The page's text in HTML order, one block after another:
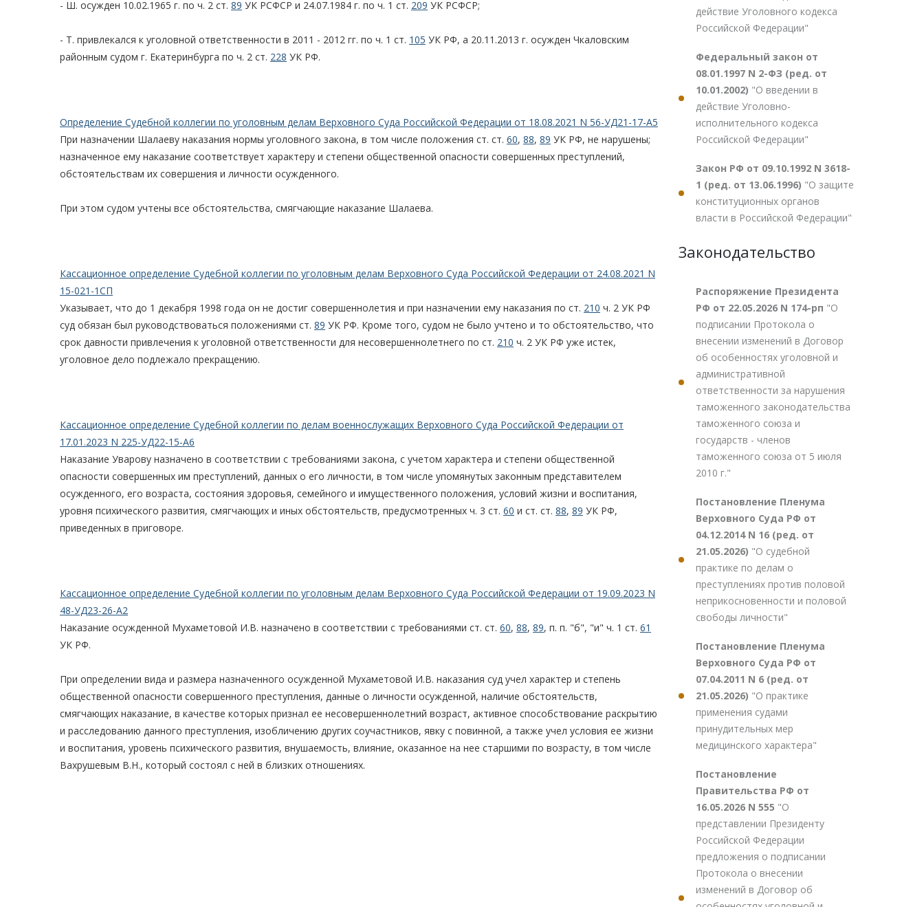
- Ш. осужден 10.02.1965 г. по ч. 2 ст. 89 УК РСФСР и 24.07.1984 г. по ч. 1 ст. 209 УК РСФСР;
- Т. привлекался к уголовной ответственности в 2011 - 2012 гг. по ч. 1 ст. 105 УК РФ, а 20.11.2013 г. осужден Чкаловским
районным судом г. Екатеринбурга по ч. 2 ст. 228 УК РФ.
Определение Судебной коллегии по уголовным делам Верховного Суда Российской Федерации от 18.08.2021 N 56-УД21-17-А5
При назначении Шалаеву наказания нормы уголовного закона, в том числе положения ст. ст. 60, 88, 89 УК РФ, не нарушены;
назначенное ему наказание соответствует характеру и степени общественной опасности совершенных преступлений,
обстоятельствам их совершения и личности осужденного.
При этом судом учтены все обстоятельства, смягчающие наказание Шалаева.
Кассационное определение Судебной коллегии по уголовным делам Верховного Суда Российской Федерации от 24.08.2021 N
15-021-1СП
Указывает, что до 1 декабря 1998 года он не достиг совершеннолетия и при назначении ему наказания по ст. 210 ч. 2 УК РФ
суд обязан был руководствоваться положениями ст. 89 УК РФ. Кроме того, судом не было учтено и то обстоятельство, что
срок давности привлечения к уголовной ответственности для несовершеннолетнего по ст. 210 ч. 2 УК РФ уже истек,
уголовное дело подлежало прекращению.
Кассационное определение Судебной коллегии по делам военнослужащих Верховного Суда Российской Федерации от
17.01.2023 N 225-УД22-15-А6
Наказание Уварову назначено в соответствии с требованиями закона, с учетом характера и степени общественной
опасности совершенных им преступлений, данных о его личности, в том числе упомянутых законным представителем
осужденного, его возраста, состояния здоровья, семейного и имущественного положения, условий жизни и воспитания,
уровня психического развития, смягчающих и иных обстоятельств, предусмотренных ч. 3 ст. 60 и ст. ст. 88, 89 УК РФ,
приведенных в приговоре.
Кассационное определение Судебной коллегии по уголовным делам Верховного Суда Российской Федерации от 19.09.2023 N
48-УД23-26-А2
Наказание осужденной Мухаметовой И.В. назначено в соответствии с требованиями ст. ст. 60, 88, 89, п. п. "б", "и" ч. 1 ст. 61
УК РФ.
При определении вида и размера назначенного осужденной Мухаметовой И.В. наказания суд учел характер и степень
общественной опасности совершенного преступления, данные о личности осужденной, наличие обстоятельств,
смягчающих наказание, в качестве которых признал ее несовершеннолетний возраст, активное способствование раскрытию
и расследованию данного преступления, изобличению других соучастников, явку с повинной, а также учел условия ее жизни
и воспитания, уровень психического развития, внушаемость, влияние, оказанное на нее старшими по возрасту, в том числе
Вахрушевым В.Н., который состоял с ней в близких отношениях.
действие Уголовного кодекса
Российской Федерации"
Федеральный закон от
08.01.1997 N 2-ФЗ (ред. от
10.01.2002) "О введении в
действие Уголовно-
исполнительного кодекса
Российской Федерации"
Закон РФ от 09.10.1992 N 3618-
1 (ред. от 13.06.1996) "О защите
конституционных органов
власти в Российской Федерации"
Законодательство
Распоряжение Президента
РФ от 22.05.2026 N 174-рп "О
подписании Протокола о
внесении изменений в Договор
об особенностях уголовной и
административной
ответственности за нарушения
таможенного законодательства
таможенного союза и
государств - членов
таможенного союза от 5 июля
2010 г."
Постановление Пленума
Верховного Суда РФ от
04.12.2014 N 16 (ред. от
21.05.2026) "О судебной
практике по делам о
преступлениях против половой
неприкосновенности и половой
свободы личности"
Постановление Пленума
Верховного Суда РФ от
07.04.2011 N 6 (ред. от
21.05.2026) "О практике
применения судами
принудительных мер
медицинского характера"
Постановление
Правительства РФ от
16.05.2026 N 555 "О
представлении Президенту
Российской Федерации
предложения о подписании
Протокола о внесении
изменений в Договор об